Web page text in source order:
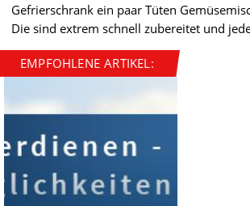
Gefrierschrank ein paar Tüten
Die sind extrem schnell zubereitet und
EMPFOHLENE ARTIKEL: